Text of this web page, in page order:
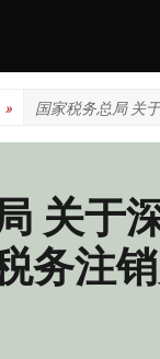
» 国家税务总局 关
关于
务注